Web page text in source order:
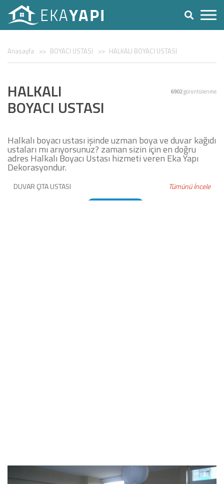
Anasayfa BOYACI USTASI HALKALI BOYACI USTASI
HALKALI
BOYACI USTASI
6902görüntülenme
Halkalı boyacı ustası işinde uzman boya ve duvar kağıdı
ustaları mı arıyorsunuz? zaman sizin için en doğru
adres Halkalı Boyacı Ustası hizmeti veren Eka Yapı
Dekorasyondur.
DUVAR ÇITA USTASI Tümünü İncele